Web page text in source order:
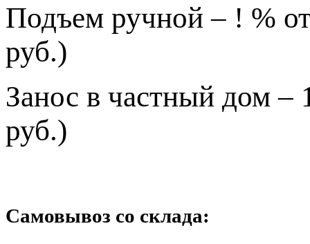
Подъем ручной – ! %
руб.)
Занос в частный дом –
руб.)
Самовывоз со склада: